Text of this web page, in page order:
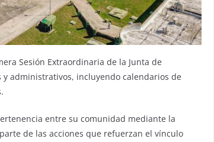
Sesión Extraordinaria de la Junta de
administrativos, incluyendo calendarios de
entre su comunidad mediante la
de las acciones que refuerzan el vínculo